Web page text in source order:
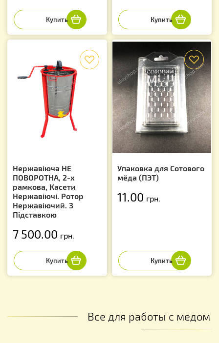
Нержавіюча НЕ
ПОВОРОТНА, 2-х
рамкова, Касети
Нержавіючі. Ротор
Нержавіючий. З
Підставкою
7 500.00 грн.
Упаковка для Сотового
мёда (ПЭТ)
11.00 грн.
Все для работы с медом